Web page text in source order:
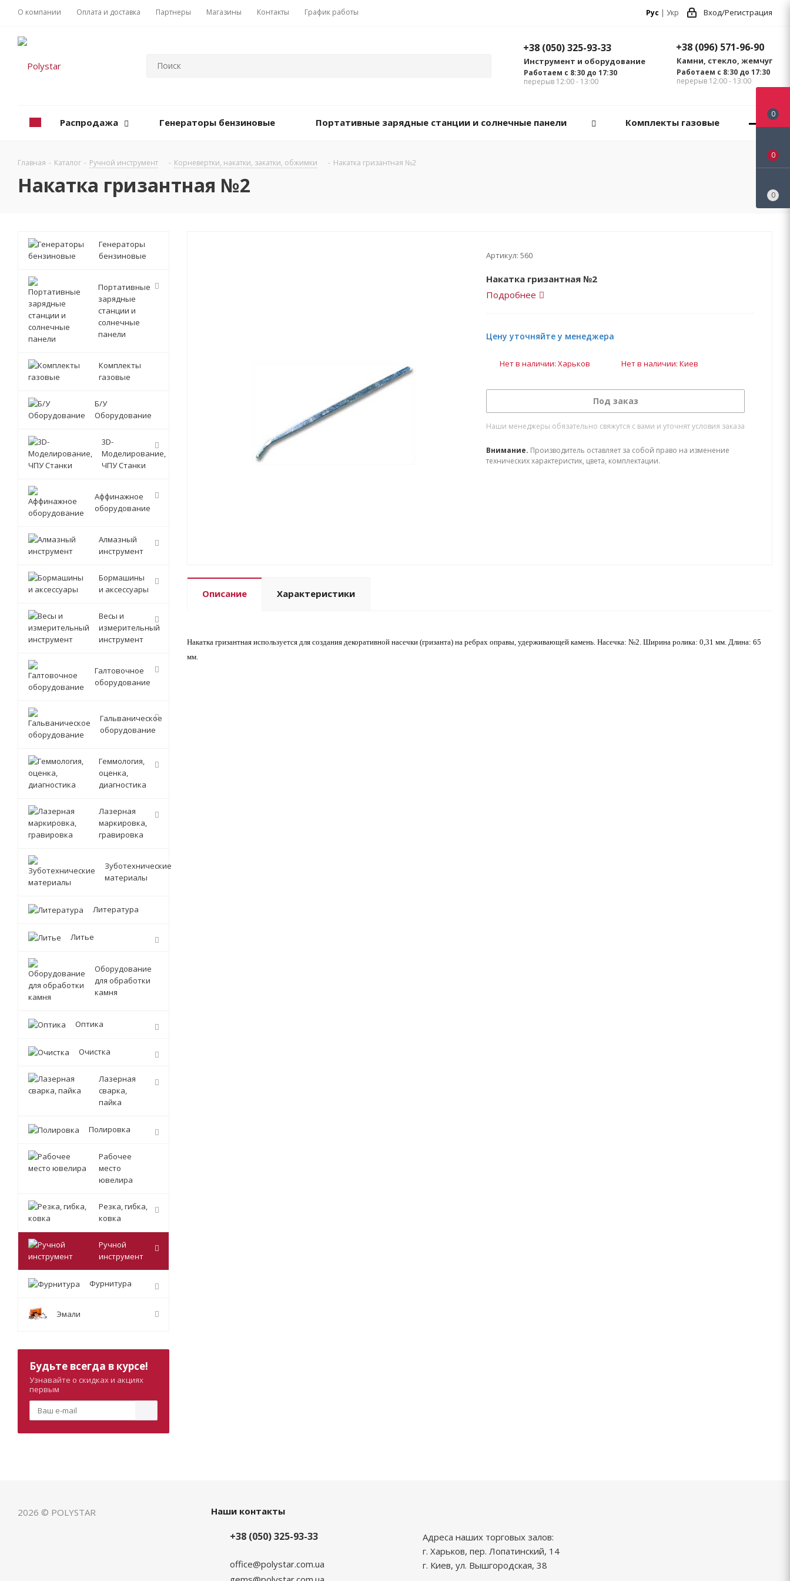
О компании Оплата и доставка Партнеры Магазины Контакты График работы Рус | Укр Вход/Регистрация
+38 (096) 571-96-90
Камни, стекло, жемчуг
Работаем с 8:30 до 17:30
перерыв 12:00 - 13:00
+38 (050) 325-93-33
Инструмент и оборудование
Работаем с 8:30 до 17:30
перерыв 12:00 - 13:00
Распродажа Генераторы бензиновые Портативные зарядные станции и солнечные панели Комплекты газовые
Главная - Каталог - Ручной инструмент - Корневертки, накатки, закатки, обжимки - Накатка гризантная №2
Накатка гризантная №2
Артикул: 560
Накатка гризантная №2
Подробнее
Цену уточняйте у менеджера
Нет в наличии: Харьков Нет в наличии: Киев
Под заказ
Наши менеджеры обязательно свяжутся с вами и уточнят условия заказа
Внимание. Производитель оставляет за собой право на изменение
технических характеристик, цвета, комплектации.
Описание Характеристики
Накатка гризантная используется для создания декоративной насечки (гризанта) на ребрах оправы, удерживающей камень. Насечка: №2. Ширина ролика: 0,31 мм. Длина: 65
мм.
Генераторы
бензиновые
Портативные
зарядные
станции и
солнечные
панели
Комплекты
газовые
Б/У
Оборудование
3D-
Моделирование,
ЧПУ Станки
Аффинажное
оборудование
Алмазный
инструмент
Бормашины
и аксессуары
Весы и
измерительный
инструмент
Галтовочное
оборудование
Гальваническое
оборудование
Геммология,
оценка,
диагностика
Лазерная
маркировка,
гравировка
Зуботехнические
материалы
Литература
Литье
Оборудование
для обработки
камня
Оптика
Очистка
Лазерная
сварка,
пайка
Полировка
Рабочее
место
ювелира
Резка, гибка,
ковка
Ручной
инструмент
Фурнитура
Эмали
Будьте всегда в курсе!
Узнавайте о скидках и акциях
первым
2026 © POLYSTAR Наши контакты
+38 (050) 325-93-33
office@polystar.com.ua
Адреса наших торговых залов:
г. Харьков, пер. Лопатинский, 14
г. Киев, ул. Вышгородская, 38
0
0
0